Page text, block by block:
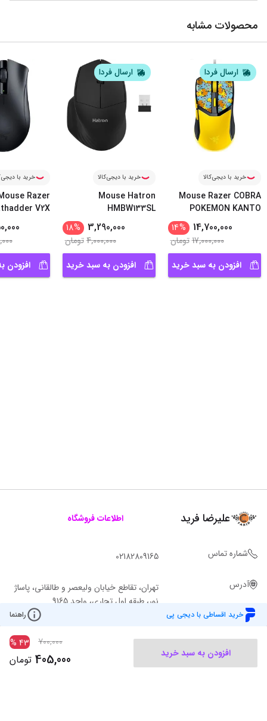
محصولات مشابه
ارسال فردا
خرید با دیجی‌کالا
Mouse Razer COBRA
POKEMON KANTO
14,700,000
%
14
17,000,000تومان
افزودن به سبد خرید
ارسال فردا
خرید با دیجی‌کالا
Mouse Hatron
HMBW133SL
3,290,000
%
18
4,000,000تومان
افزودن به سبد خرید
خرید با
Razer
V2X
افزودن
خرید اقساطی با دیجی پی راهنما
افزودن به سبد خرید
700,000
43
%
405,000 تومان
علیرضا فرید اطلاعات فروشگاه
شماره تماس 02182809165
آدرس
تهران، تقاطع خیابان ولیعصر و طالقانی، پاساژ
نور، طبقه اول تجاری، واحد 9165